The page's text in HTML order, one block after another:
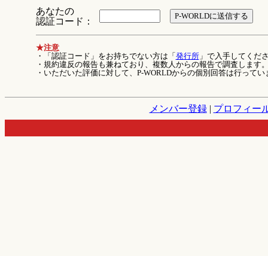
あなたの
認証コード：
★注意
・「認証コード」をお持ちでない方は「 発行所」で入手してくだ
・規約違反の報告も兼ねており、複数人からの報告で調査します
・いただいた評価に対して、P-WORLDからの個別回答は行ってい
メンバー登録| プロフィー